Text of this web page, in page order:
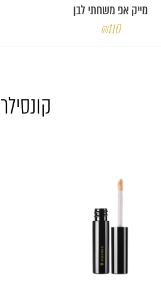
מייק אפ משחתי לבן
₪110
קונסילר